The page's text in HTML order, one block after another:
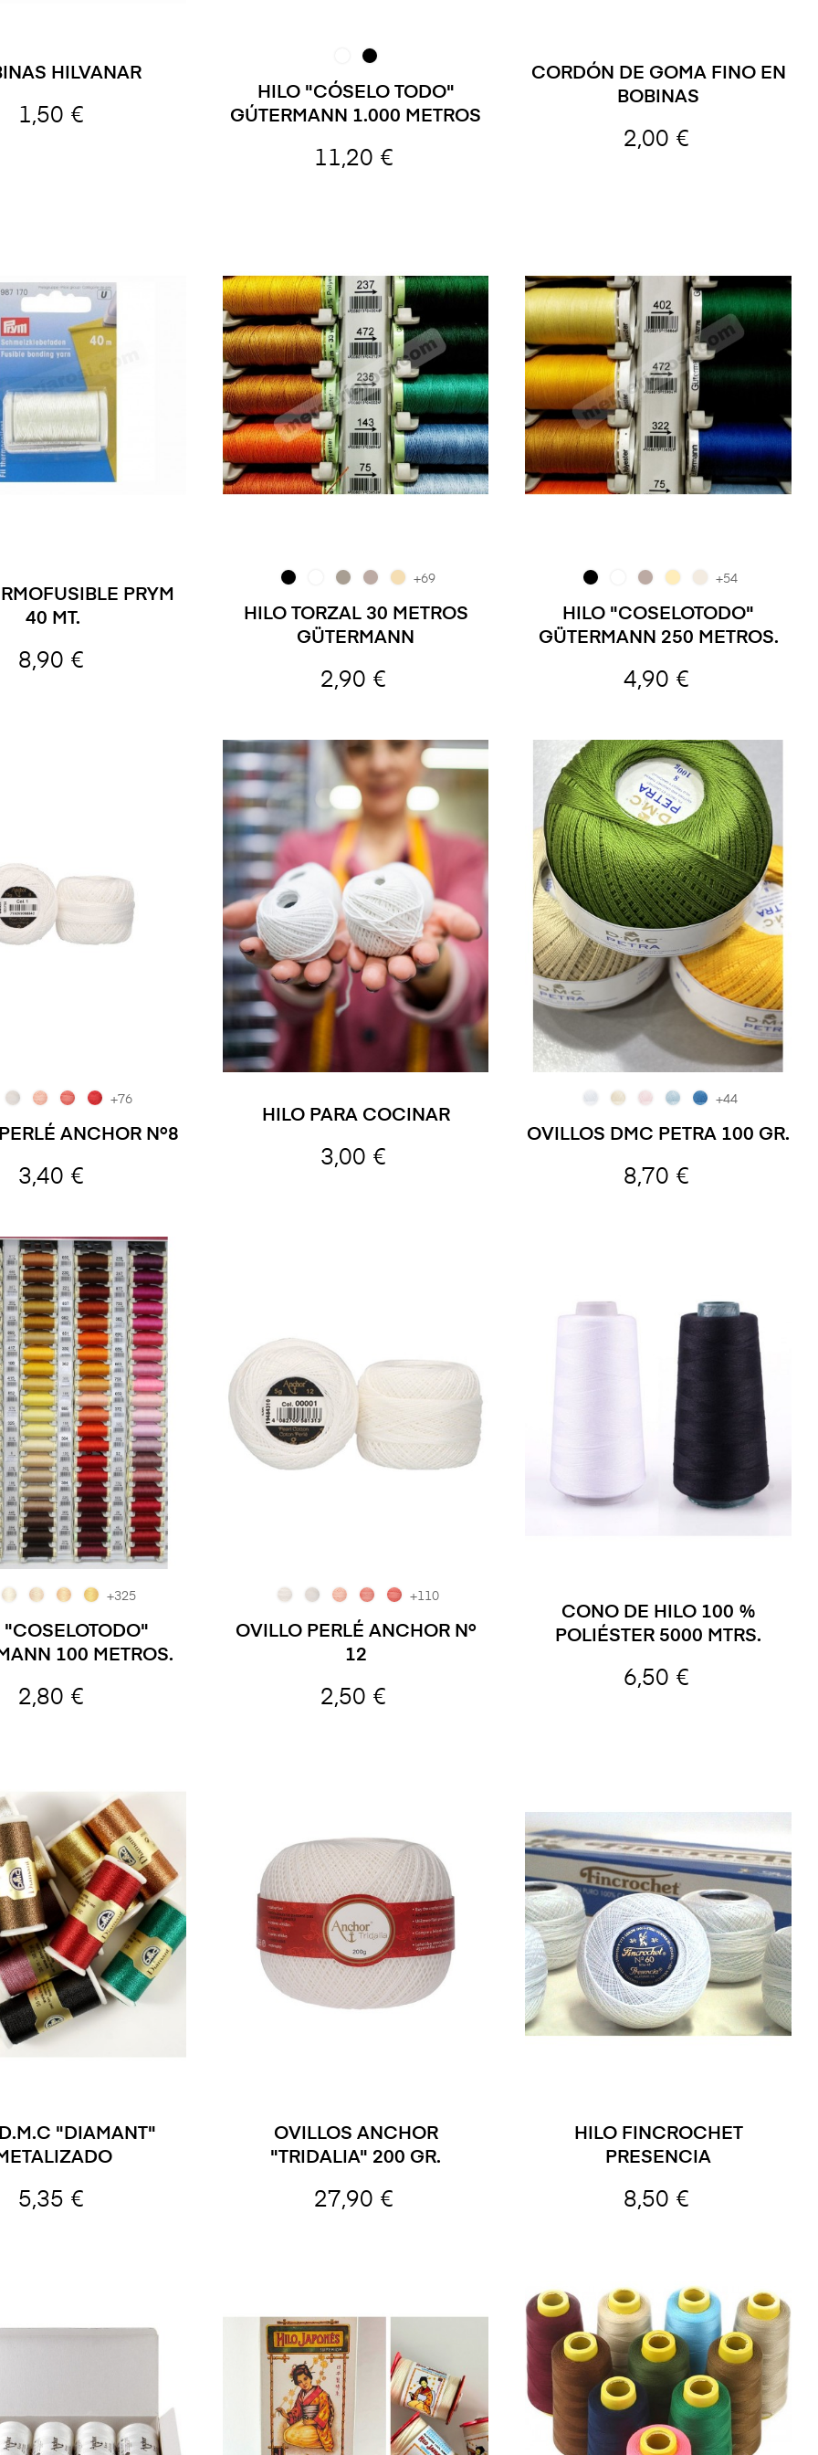
HILVANAR
1,50 €
HILO "CÓSELO TODO"
GÚTERMANN 1.000 METROS
11,20 €
CORDÓN DE GOMA FINO EN
BOBINAS
2,00 €
PRYM
40 MT.
8,90 €
+69
HILO TORZAL 30 METROS
GÜTERMANN
2,90 €
+54
HILO "COSELOTODO"
GÜTERMANN 250 METROS.
4,90 €
+76
ANCHOR Nº8
3,40 €
HILO PARA COCINAR
3,00 €
+44
OVILLOS DMC PETRA 100 GR.
8,70 €
+325
"COSELOTODO"
100 METROS.
2,80 €
+110
OVILLO PERLÉ ANCHOR Nº
12
2,50 €
CONO DE HILO 100 %
POLIÉSTER 5000 MTRS.
6,50 €
"DIAMANT"
5,35 €
OVILLOS ANCHOR
"TRIDALIA" 200 GR.
27,90 €
HILO FINCROCHET
PRESENCIA
8,50 €